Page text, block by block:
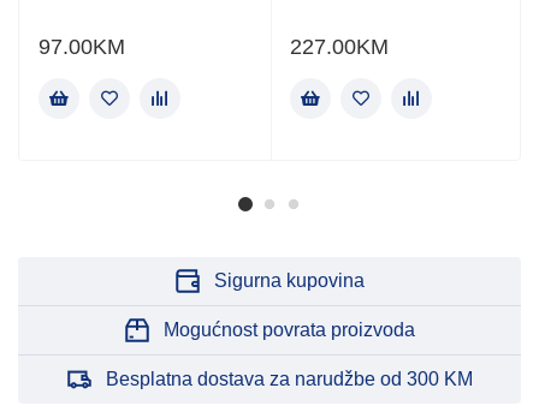
97.00KM 227.00KM
Sigurna kupovina
Mogućnost povrata proizvoda
Besplatna dostava za narudžbe od 300 KM